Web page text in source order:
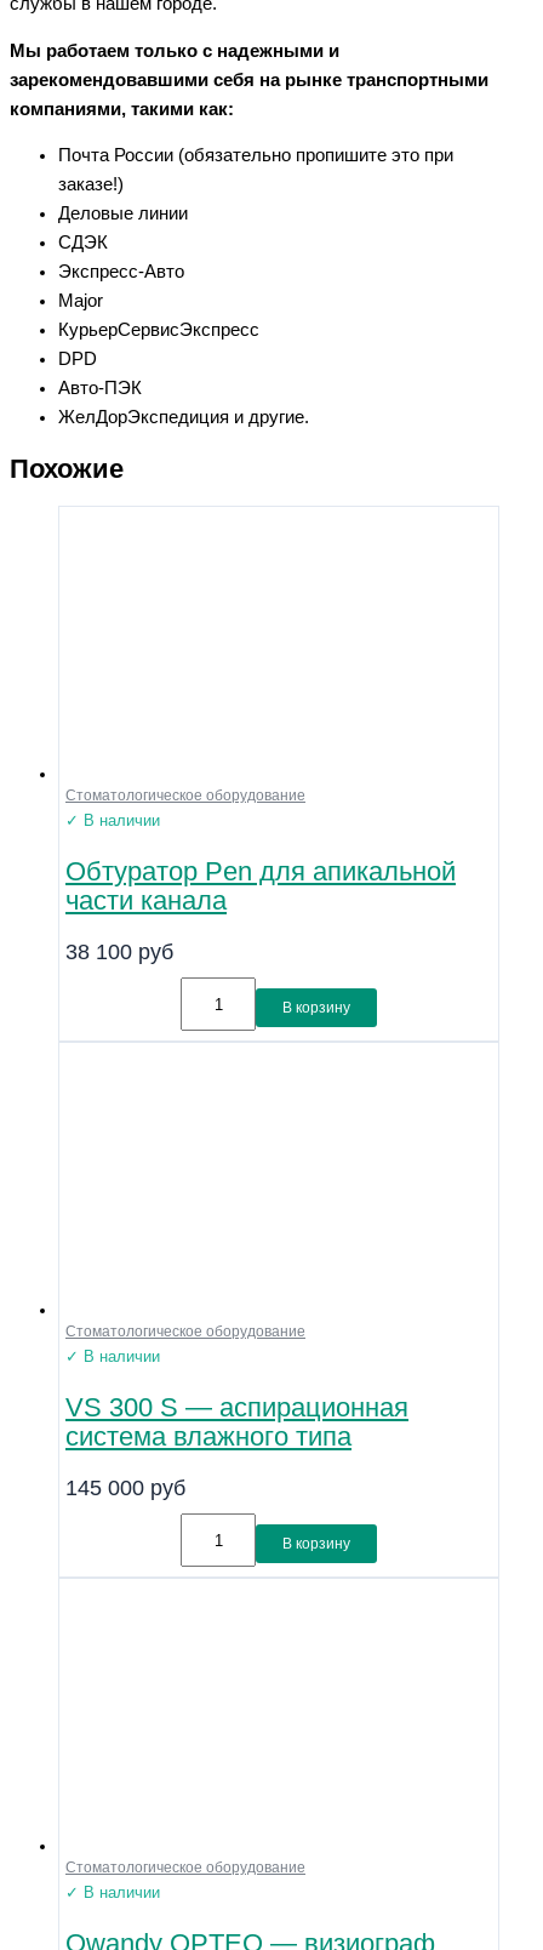
службы в нашем городе.
Мы работаем только с надежными и
зарекомендовавшими себя на рынке транспортными
компаниями, такими как:
Почта России (обязательно пропишите это при
заказе!)
Деловые линии
СДЭК
Экспресс-Авто
Major
КурьерСервисЭкспресс
DPD
Авто-ПЭК
ЖелДорЭкспедиция и другие.
Похожие
Стоматологическое оборудование
✓ В наличии
Обтуратор Pen для апикальной
части канала
38 100 руб
В корзину
Стоматологическое оборудование
✓ В наличии
VS 300 S — аспирационная
система влажного типа
145 000 руб
В корзину
Стоматологическое оборудование
✓ В наличии
Owandy OPTEO — визиограф